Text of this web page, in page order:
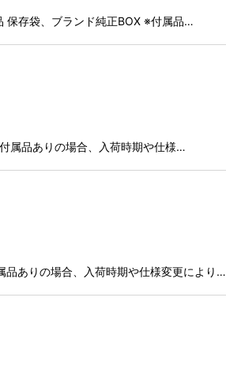
保存袋、ブランド純正BOX ※付属品…
属品ありの場合、入荷時期や仕様…
ありの場合、入荷時期や仕様変更により…